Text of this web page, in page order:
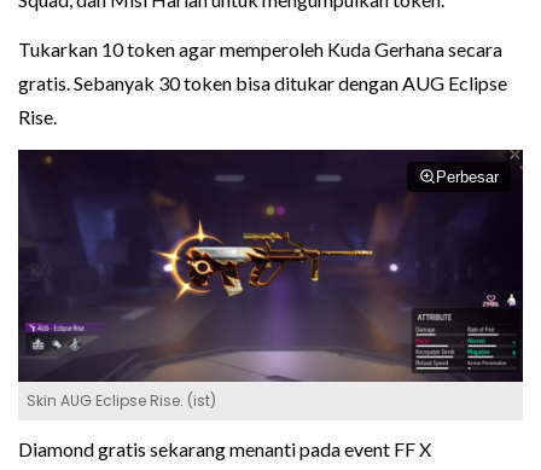
Tukarkan 10 token agar memperoleh Kuda Gerhana secara
gratis. Sebanyak 30 token bisa ditukar dengan AUG Eclipse
Rise.
Perbesar
Skin AUG Eclipse Rise. (ist)
Diamond gratis sekarang menanti pada event FF X